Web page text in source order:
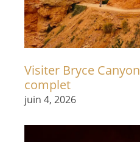
Visiter Bryce
complet
juin 4, 2026